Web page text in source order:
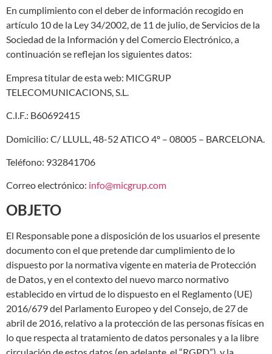
En cumplimiento con el deber de información recogido en
artículo 10 de la Ley 34/2002, de 11 de julio, de Servicios de la
Sociedad de la Información y del Comercio Electrónico, a
continuación se reflejan los siguientes datos:
Empresa titular de esta web: MICGRUP
TELECOMUNICACIONS, S.L.
C.I.F.: B60692415
Domicilio: C/ LLULL, 48-52 ATICO 4º – 08005 – BARCELONA.
Teléfono: 932841706
Correo electrónico: info@micgrup.com
OBJETO
El Responsable pone a disposición de los usuarios el presente
documento con el que pretende dar cumplimiento de lo
dispuesto por la normativa vigente en materia de Protección
de Datos, y en el contexto del nuevo marco normativo
establecido en virtud de lo dispuesto en el Reglamento (UE)
2016/679 del Parlamento Europeo y del Consejo, de 27 de
abril de 2016, relativo a la protección de las personas físicas en
lo que respecta al tratamiento de datos personales y a la libre